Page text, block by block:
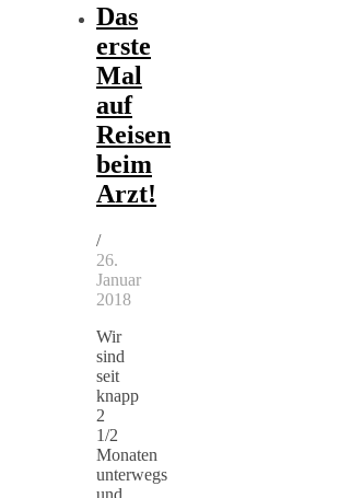
Das
erste
Mal
auf
Reisen
beim
Arzt!
/
26.
Januar
2018
Wir
sind
seit
knapp
2
1/2
Monaten
unterwegs
und